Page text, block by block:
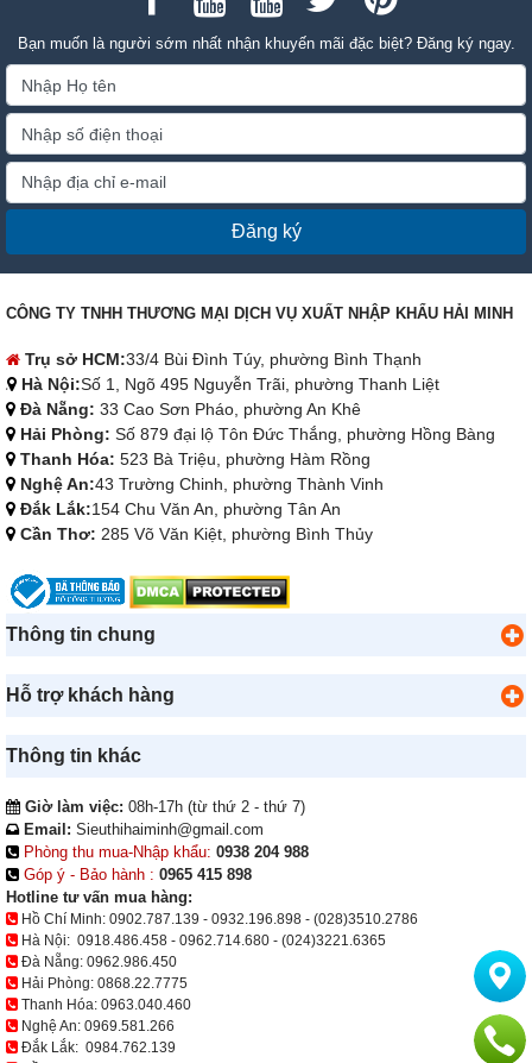
Bạn muốn là người sớm nhất nhận khuyến mãi đặc biệt? Đăng ký ngay.
Đăng ký
CÔNG TY TNHH THƯƠNG MẠI DỊCH VỤ XUẤT NHẬP KHẨU HẢI MINH
Trụ sở HCM:33/4 Bùi Đình Túy, phường Bình Thạnh
Hà Nội:Số 1, Ngõ 495 Nguyễn Trãi, phường Thanh Liệt
Đà Nẵng: 33 Cao Sơn Pháo, phường An Khê
Hải Phòng: Số 879 đại lộ Tôn Đức Thắng, phường Hồng Bàng
Thanh Hóa: 523 Bà Triệu, phường Hàm Rồng
Nghệ An:43 Trường Chinh, phường Thành Vinh
Đắk Lắk:154 Chu Văn An, phường Tân An
Cần Thơ: 285 Võ Văn Kiệt, phường Bình Thủy
Thông tin chung
Hỗ trợ khách hàng
Thông tin khác
Giờ làm việc: 08h-17h (từ thứ 2 - thứ 7)
Email: Sieuthihaiminh@gmail.com
Phòng thu mua-Nhập khẩu: 0938 204 988
Góp ý - Bảo hành : 0965 415 898
Hotline tư vấn mua hàng:
Hồ Chí Minh: 0902.787.139 - 0932.196.898 - (028)3510.2786
Hà Nội: 0918.486.458 - 0962.714.680 - (024)3221.6365
Đà Nẵng: 0962.986.450
Hải Phòng: 0868.22.7775
Thanh Hóa: 0963.040.460
Nghệ An: 0969.581.266
Đắk Lắk: 0984.762.139